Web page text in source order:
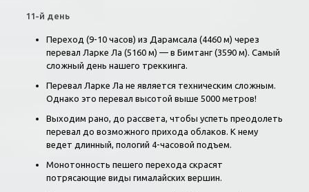
11-й день
Переход (9-10 часов) из Дарамсала (4460 м) через
перевал Ларке Ла (5160 м) — в Бимтанг (3590 м). Самый
сложный день нашего треккинга.
Перевал Ларке Ла не является техническим сложным.
Однако это перевал высотой выше 5000 метров!
Выходим рано, до рассвета, чтобы успеть преодолеть
перевал до возможного прихода облаков. К нему
ведет длинный, пологий 4-часовой подъем.
Монотонность пешего перехода скрасят
потрясающие виды гималайских вершин.